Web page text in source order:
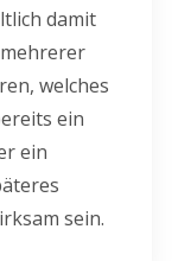
damit
welches
ein
ein
sein.